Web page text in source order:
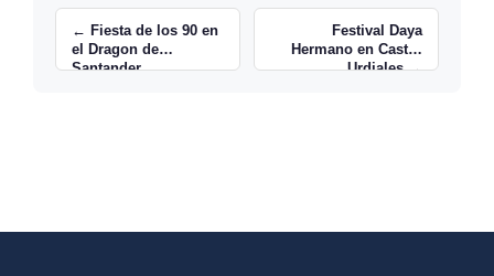
← Fiesta de los 90 en
el Dragon de
Santander
Festival Daya
Hermano en Castro
Urdiales →